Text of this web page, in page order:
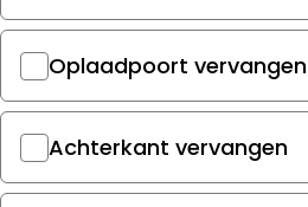
Oplaadpoort vervangen
Achterkant vervangen